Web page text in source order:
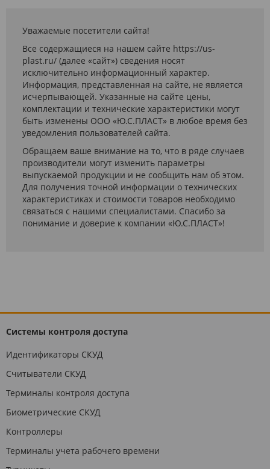
Уважаемые посетители сайта!
Все содержащиеся на нашем сайте https://us-
plast.ru/ (далее «сайт») сведения носят
исключительно информационный характер.
Информация, представленная на сайте, не является
исчерпывающей. Указанные на сайте цены,
комплектации и технические характеристики могут
быть изменены ООО «Ю.С.ПЛАСТ» в любое время без
уведомления пользователей сайта.
Обращаем ваше внимание на то, что в ряде случаев
производители могут изменить параметры
выпускаемой продукции и не сообщить нам об этом.
Для получения точной информации о технических
характеристиках и стоимости товаров необходимо
связаться с нашими специалистами. Спасибо за
понимание и доверие к компании «Ю.С.ПЛАСТ»!
Системы контроля доступа
Идентификаторы СКУД
Считыватели СКУД
Терминалы контроля доступа
Биометрические СКУД
Контроллеры
Терминалы учета рабочего времени